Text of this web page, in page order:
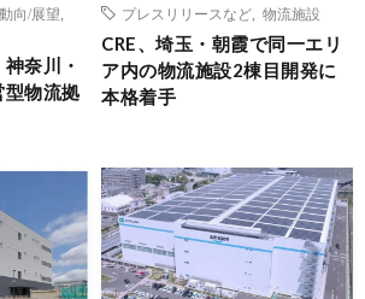
動向/展望
奈川・
型物流拠
プレスリリースなど
物流施設
CRE、埼玉・朝霞で同一エリ
ア内の物流施設2棟目開発に
本格着手